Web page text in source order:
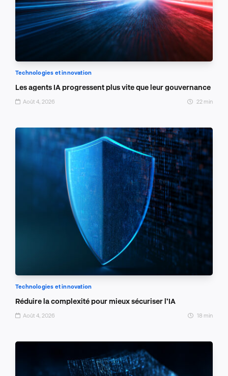
Technologies et innovation
Les agents IA progressent plus vite que leur gouvernance
Août 4, 2026 22 min
Technologies et innovation
Réduire la complexité pour mieux sécuriser l’IA
Août 4, 2026 18 min